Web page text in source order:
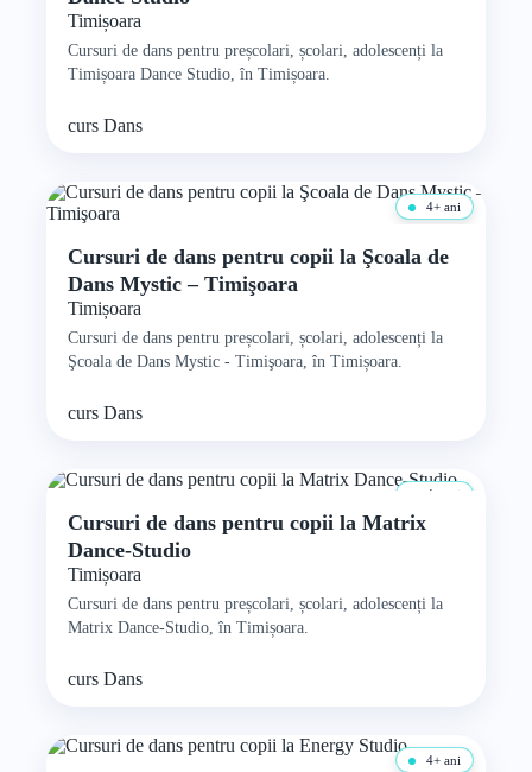
Timișoara
Cursuri de dans pentru preșcolari, școlari, adolescenți la
Timișoara Dance Studio, în Timișoara.
curs Dans
4+ ani
Cursuri de dans pentru copii la Şcoala de
Dans Mystic – Timişoara
Timișoara
Cursuri de dans pentru preșcolari, școlari, adolescenți la
Şcoala de Dans Mystic - Timişoara, în Timișoara.
curs Dans
4+ ani
Cursuri de dans pentru copii la Matrix
Dance-Studio
Timișoara
Cursuri de dans pentru preșcolari, școlari, adolescenți la
Matrix Dance-Studio, în Timișoara.
curs Dans
4+ ani